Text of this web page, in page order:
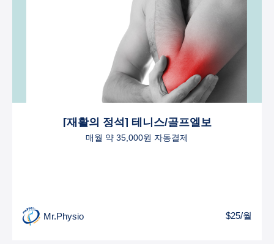
[재활의 정석] 테니스/골프엘보
매월 약 35,000원 자동결제
Mr.Physio $25/월